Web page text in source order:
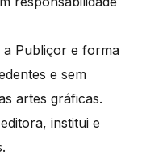
a Publiçor e forma
e sem
artes gráficas.
institui e